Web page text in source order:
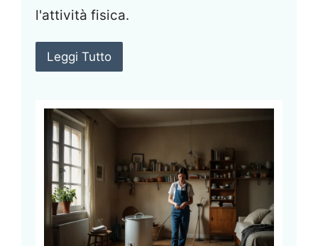
l'attività fisica.
Leggi Tutto